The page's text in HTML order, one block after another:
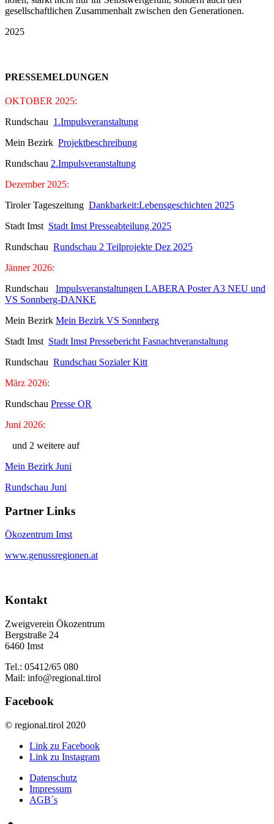
gesellschaftlichen Zusammenhalt zwischen den Generationen.
2025
PRESSEMELDUNGEN
OKTOBER 2025:
Rundschau 1.Impulsveranstaltung
Mein Bezirk Projektbeschreibung
Rundschau 2.Impulsveranstaltung
Dezember 2025:
Tiroler Tageszeitung Dankbarkeit:Lebensgeschichten 2025
Stadt Imst Stadt Imst Presseabteilung 2025
Rundschau Rundschau 2 Teilprojekte Dez 2025
Jänner 2026:
Rundschau Impulsveranstaltungen LABERA Poster A3 NEU und
VS Sonnberg-DANKE
Mein Bezirk Mein Bezirk VS Sonnberg
Stadt Imst Stadt Imst Pressebericht Fasnachtveranstaltung
Rundschau Rundschau Sozialer Kitt
März 2026:
Rundschau Presse OR
Juni 2026:
und 2 weitere auf
Mein Bezirk Juni
Rundschau Juni
Partner Links
Ökozentrum Imst
www.genussregionen.at
Kontakt
Zweigverein Ökozentrum
Bergstraße 24
6460 Imst
Tel.: 05412/65 080
Mail: info@regional.tirol
Facebook
© regional.tirol 2020
Link zu Facebook
Link zu Instagram
Datenschutz
Impressum
AGB´s